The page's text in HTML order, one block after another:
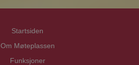
Startsiden
Om Møteplassen
Funksjoner